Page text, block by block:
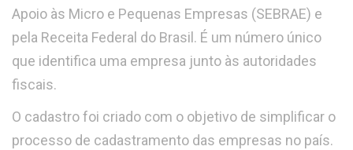
Apoio às Micro e Pequenas Empresas (SEBRAE) e
pela Receita Federal do Brasil. É um número único
que identifica uma empresa junto às autoridades
fiscais.
O cadastro foi criado com o objetivo de simplificar o
processo de cadastramento das empresas no país.